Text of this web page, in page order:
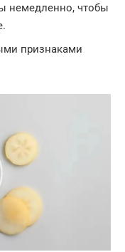
немедленно, чтобы
признаками